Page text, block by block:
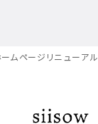
ムページリニューアル